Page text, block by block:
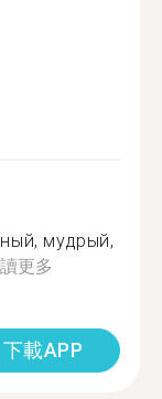
мудрый,
更多
下載APP